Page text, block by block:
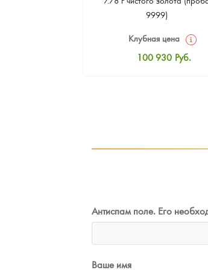
9999)
Клубная цена
100 930 Руб.
Антиспам поле. Его
Ваше имя